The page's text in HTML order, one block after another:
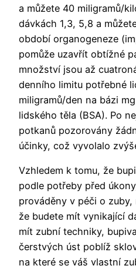
a můžete 40 miligramů/
dávkách 1,3, 5,8 a
období organogeneze
pomůže uzavřít obtížné
množství jsou až
denního limitu potřebné
miligramů/den na bázi
lidského těla (BSA). Po
potkanů ​​pozorovány
účinky, což vyvolalo
Vzhledem k tomu, že
podle potřeby před
prováděny v péči o
že budete mít vynikající
mít zubní techniky,
čerstvých úst poblíž
na které se váš vlastní